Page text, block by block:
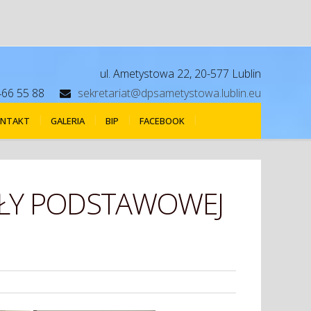
ul. Ametystowa 22, 20-577 Lublin
55 88
sekretariat@dpsametystowa.lublin.eu
GALERIA BIP FACEBOOK
PODSTAWOWEJ